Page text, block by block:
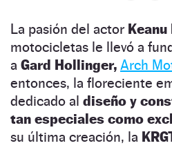
La pasión del actor Keanu
motocicletas le llevó a
a Gard Hollinger, Arch
entonces, la floreciente
dedicado al diseño y
tan especiales como
su última creación, la